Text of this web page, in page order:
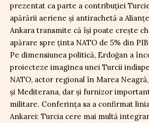
prezentat ca parte a contribuției
apărării aeriene și antirachetă a
Ankara transmite că își poate crește
apărare spre ținta NATO de 5% din
Pe dimensiunea politică, Erdoğan a
proiecteze imaginea unei Turcii
NATO, actor regional în Marea
și Mediterana, dar și furnizor
militare. Conferința sa a confirmat
Ankarei: Turcia cere mai multă